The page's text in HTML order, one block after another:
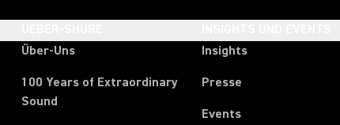
Über-Uns
100 Years of Extraordinary
Sound
Insights
Presse
Events